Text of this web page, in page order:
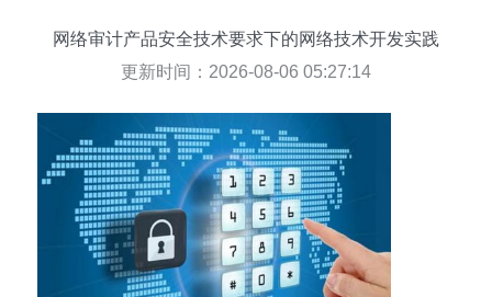
网络审计产品安全技术要求下的网络技术开发实践
更新时间：2026-08-06 05:27:14